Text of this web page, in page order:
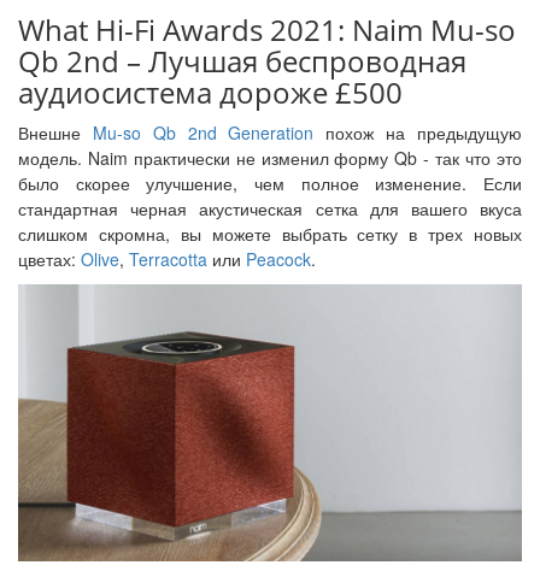
What Hi-Fi Awards 2021: Naim Mu-so
Qb 2nd – Лучшая беспроводная
аудиосистема дороже £500
Внешне Mu-so Qb 2nd Generation похож на предыдущую
модель. Naim практически не изменил форму Qb - так что это
было скорее улучшение, чем полное изменение. Если
стандартная черная акустическая сетка для вашего вкуса
слишком скромна, вы можете выбрать сетку в трех новых
цветах: Olive, Terracotta или Peacock.